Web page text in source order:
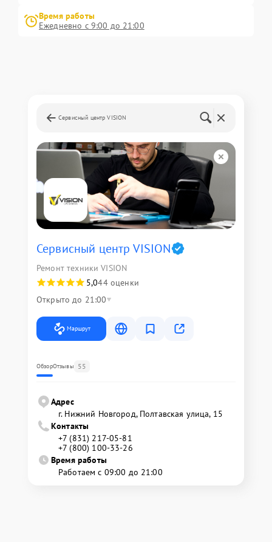
Время работы
Ежедневно с 9:00 до 21:00
Сервисный центр VISION
Сервисный центр VISION
Ремонт техники VISION
5,044 оценки
Открыто до 21:00
Маршрут
ОбзорОтзывы 55
Адрес
г. Нижний Новгород, Полтавская улица, 15
Контакты
+7 (831) 217-05-81
+7 (800) 100-33-26
Время работы
Работаем с 09:00 до 21:00